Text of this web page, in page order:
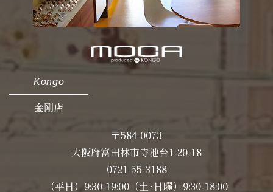
Kongo
金剛店
〒584-0073
大阪府富田林市寺池台1-20-18
0721-55-3188
（平日）9:30-19:00（土･日曜）9:30-18:00